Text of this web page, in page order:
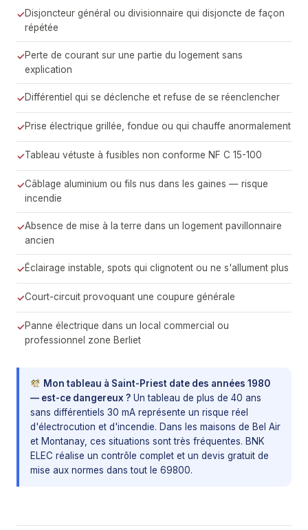
Disjoncteur général ou divisionnaire qui disjoncte de façon
répétée
Perte de courant sur une partie du logement sans
explication
Différentiel qui se déclenche et refuse de se réenclencher
Prise électrique grillée, fondue ou qui chauffe anormalement
Tableau vétuste à fusibles non conforme NF C 15-100
Câblage aluminium ou fils nus dans les gaines — risque
incendie
Absence de mise à la terre dans un logement pavillonnaire
ancien
Éclairage instable, spots qui clignotent ou ne s'allument plus
Court-circuit provoquant une coupure générale
Panne électrique dans un local commercial ou
professionnel zone Berliet
Mon tableau à Saint-Priest date des années 1980
— est-ce dangereux ? Un tableau de plus de 40 ans
sans différentiels 30 mA représente un risque réel
d'électrocution et d'incendie. Dans les maisons de Bel Air
et Montanay, ces situations sont très fréquentes. BNK
ELEC réalise un contrôle complet et un devis gratuit de
mise aux normes dans tout le 69800.